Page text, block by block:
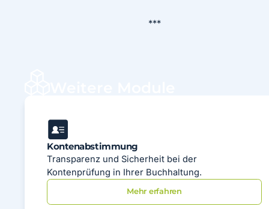
***
Kontenabstimmung
Transparenz und Sicherheit bei der
Kontenprüfung in Ihrer Buchhaltung.
Mehr erfahren